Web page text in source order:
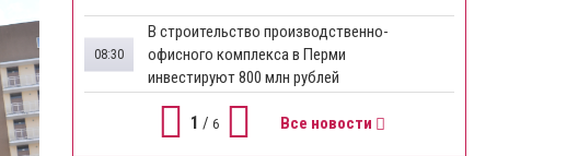
​В строительство производственно-
офисного комплекса в Перми
инвестируют 800 млн рублей
08:30
1 / 6 Все новости